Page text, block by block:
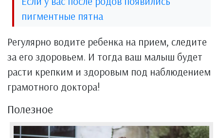
пигментные пятна
Регулярно водите ребенка на прием, следите
за его здоровьем. И тогда ваш малыш будет
расти крепким и здоровым под наблюдением
грамотного доктора!
Полезное